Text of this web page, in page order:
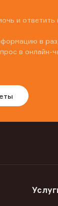
и ответить
в
в онлайн-